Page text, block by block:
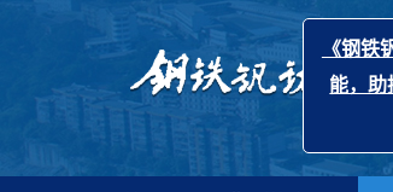
《